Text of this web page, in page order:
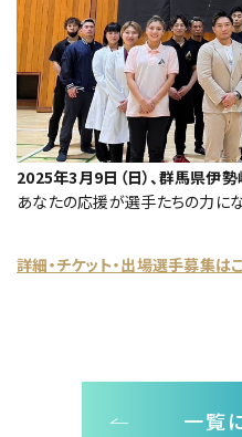
2025年3月9日（日）、群馬県伊
あなたの応援が選手たちの力に
詳細・チケット・出場選手募集はこ
一覧